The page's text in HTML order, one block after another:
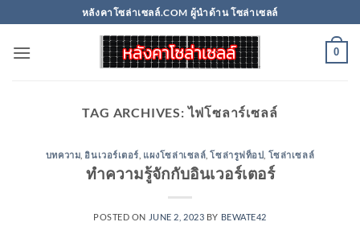
to
content
หลังคาโซล่าเซลล์.COM ผู้นำด้าน โซล่าเซลล์
0
TAG ARCHIVES:ไฟโซลาร์เซลล์
บทความ อินเวอร์เตอร์ แผงโซล่าเซลล์ ,โซล่ารูฟท็อป โซล่าเซลล์
ทำความรู้จักกับอินเวอร์เตอร์
POSTED ON JUNE 2, 2023 BY BEWATE42